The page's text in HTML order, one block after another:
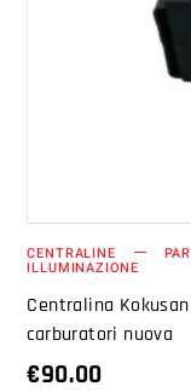
CENTRALINE
ILLUMINAZIONE
Centralina
carburatori nuova
€90.00